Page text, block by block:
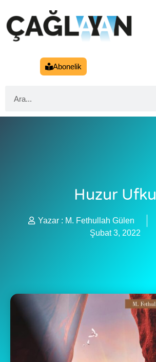
Abonelik
Huzur Ufku
Yazar : M. Fethullah Gülen
Şubat 3, 2022